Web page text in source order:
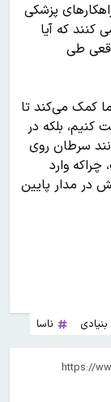
پزشکی
کنند که آیا
طی
کمک می‌کند تا
کنیم، بلکه در
سرطان روی
وارد
در مدار پایین
ناسا